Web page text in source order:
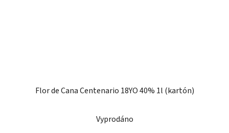
Flor de Cana Centenario 18YO 40% 1l (kartón)
Vyprodáno